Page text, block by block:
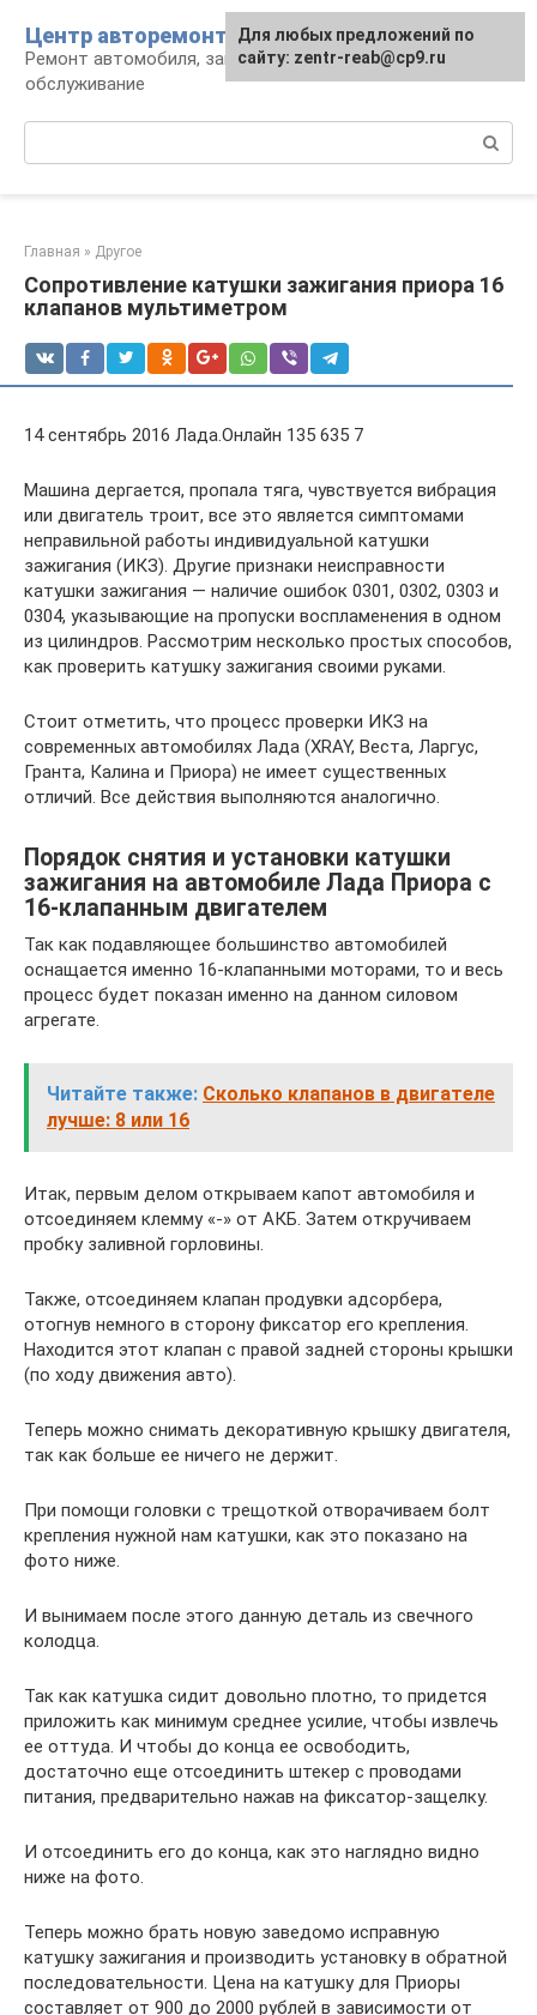
контенту
Центр авторемонта
Ремонт автомобиля, запчасти и
обслуживание
Главная » Другое
Сопротивление катушки зажигания приора 16
клапанов мультиметром
14 сентябрь 2016 Лада.Онлайн 135 635 7
Машина дергается, пропала тяга, чувствуется вибрация
или двигатель троит, все это является симптомами
неправильной работы индивидуальной катушки
зажигания (ИКЗ). Другие признаки неисправности
катушки зажигания — наличие ошибок 0301, 0302, 0303 и
0304, указывающие на пропуски воспламенения в одном
из цилиндров. Рассмотрим несколько простых способов,
как проверить катушку зажигания своими руками.
Стоит отметить, что процесс проверки ИКЗ на
современных автомобилях Лада (XRAY, Веста, Ларгус,
Гранта, Калина и Приора) не имеет существенных
отличий. Все действия выполняются аналогично.
Порядок снятия и установки катушки
зажигания на автомобиле Лада Приора с
16-клапанным двигателем
Так как подавляющее большинство автомобилей
оснащается именно 16-клапанными моторами, то и весь
процесс будет показан именно на данном силовом
агрегате.
Читайте также: Сколько клапанов в двигателе
лучше: 8 или 16
Итак, первым делом открываем капот автомобиля и
отсоединяем клемму «-» от АКБ. Затем откручиваем
пробку заливной горловины.
Также, отсоединяем клапан продувки адсорбера,
отогнув немного в сторону фиксатор его крепления.
Находится этот клапан с правой задней стороны крышки
(по ходу движения авто).
Теперь можно снимать декоративную крышку двигателя,
так как больше ее ничего не держит.
При помощи головки с трещоткой отворачиваем болт
крепления нужной нам катушки, как это показано на
фото ниже.
И вынимаем после этого данную деталь из свечного
колодца.
Так как катушка сидит довольно плотно, то придется
приложить как минимум среднее усилие, чтобы извлечь
ее оттуда. И чтобы до конца ее освободить,
достаточно еще отсоединить штекер с проводами
питания, предварительно нажав на фиксатор-защелку.
И отсоединить его до конца, как это наглядно видно
ниже на фото.
Теперь можно брать новую заведомо исправную
катушку зажигания и производить установку в обратной
последовательности. Цена на катушку для Приоры
составляет от 900 до 2000 рублей в зависимости от
Для любых предложений по
сайту: zentr-reab@cp9.ru